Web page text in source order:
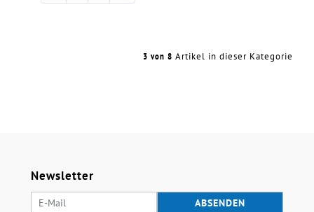
3 von 8 Artikel in dieser Kategorie
Newsletter